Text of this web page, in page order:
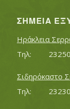
ΣΗΜΕΊΑ
Ηράκλεια
Τηλ:
Σιδηρόκαστο
Τηλ: